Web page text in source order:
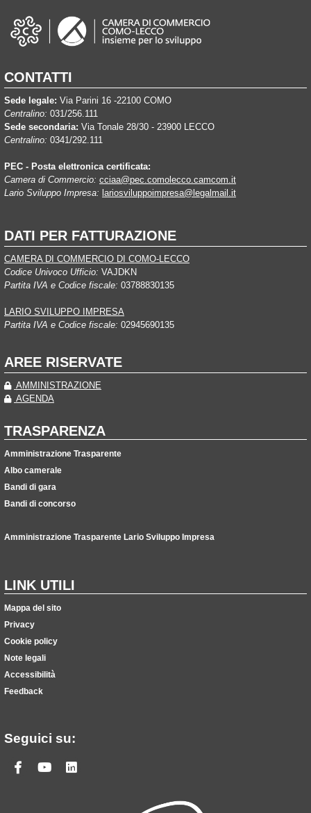
CONTATTI
Sede legale: Via Parini 16 -22100 COMO
Centralino: 031/256.111
Sede secondaria: Via Tonale 28/30 - 23900 LECCO
Centralino: 0341/292.111
PEC - Posta elettronica certificata:
Camera di Commercio: cciaa@pec.comolecco.camcom.it
Lario Sviluppo Impresa: lariosviluppoimpresa@legalmail.it
DATI PER FATTURAZIONE
CAMERA DI COMMERCIO DI COMO-LECCO
Codice Univoco Ufficio: VAJDKN
Partita IVA e Codice fiscale: 03788830135
LARIO SVILUPPO IMPRESA
Partita IVA e Codice fiscale: 02945690135
AREE RISERVATE
AMMINISTRAZIONE
AGENDA
TRASPARENZA
Amministrazione Trasparente
Albo camerale
Bandi di gara
Bandi di concorso
Amministrazione Trasparente Lario Sviluppo Impresa
LINK UTILI
Mappa del sito
Privacy
Cookie policy
Note legali
Accessibilità
Feedback
Seguici su:
Facebook
Youtube